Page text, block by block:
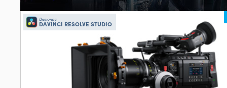
Включає
DAVINCI RESOLVE STUDIO